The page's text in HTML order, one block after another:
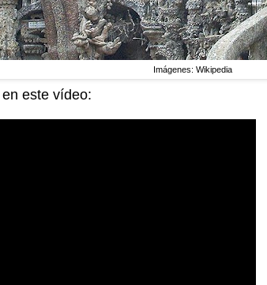
Imágenes: Wikipedia
este vídeo: